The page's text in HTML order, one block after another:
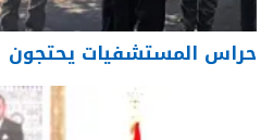
حراس المستشفيات يحتجون